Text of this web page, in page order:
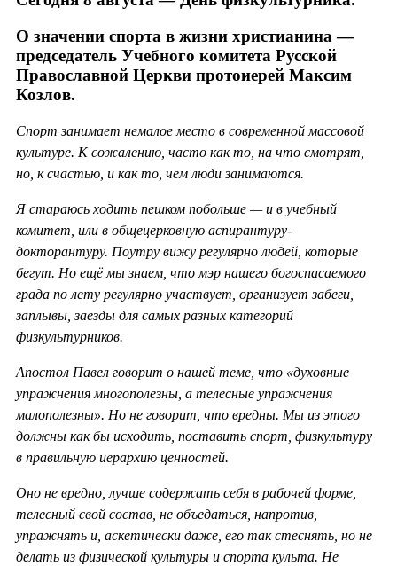
О значении спорта в жизни христианина —
председатель Учебного комитета Русской
Православной Церкви протоиерей Максим
Козлов.
Спорт занимает немалое место в современной массовой
культуре. К сожалению, часто как то, на что смотрят,
но, к счастью, и как то, чем люди занимаются.
Я стараюсь ходить пешком побольше — и в учебный
комитет, или в общецерковную аспирантуру-
докторантуру. Поутру вижу регулярно людей, которые
бегут. Но ещё мы знаем, что мэр нашего богоспасаемого
града по лету регулярно участвует, организует забеги,
заплывы, заезды для самых разных категорий
физкультурников.
Апостол Павел говорит о нашей теме, что «духовные
упражнения многополезны, а телесные упражнения
малополезны». Но не говорит, что вредны. Мы из этого
должны как бы исходить, поставить спорт, физкультуру
в правильную иерархию ценностей.
Оно не вредно, лучше содержать себя в рабочей форме,
телесный свой состав, не объедаться, напротив,
упражнять и, аскетически даже, его так стеснять, но не
делать из физической культуры и спорта культа. Не